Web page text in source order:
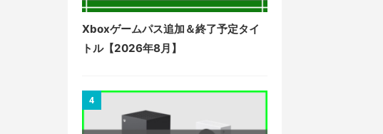
Xboxゲームパス追加＆終了予定タイ
トル【2026年8月】
4